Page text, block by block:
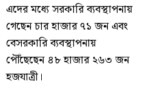
এদের মধ্যে সরকারি ব্যবস্থাপনায়
গেছেন চার হাজার ৭১ জন এবং
বেসরকারি ব্যবস্থাপনায়
পৌঁছেছেন ৪৮ হাজার ২৬৩ জন
হজযাত্রী।